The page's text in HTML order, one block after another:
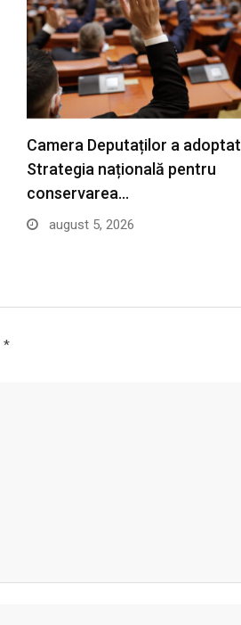
Camera Deputaților a adoptat
Strategia națională pentru
conservarea…
august 5, 2026
*